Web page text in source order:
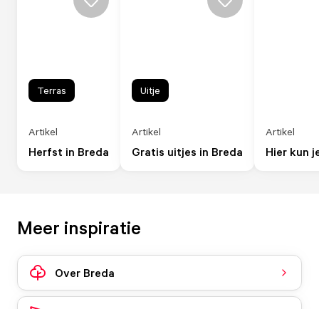
Herfst in Breda
Artikel
Terras
Gratis uitjes in Breda
Artikel
Uitje
Hier kun
Artikel
Meer inspiratie
Over Breda